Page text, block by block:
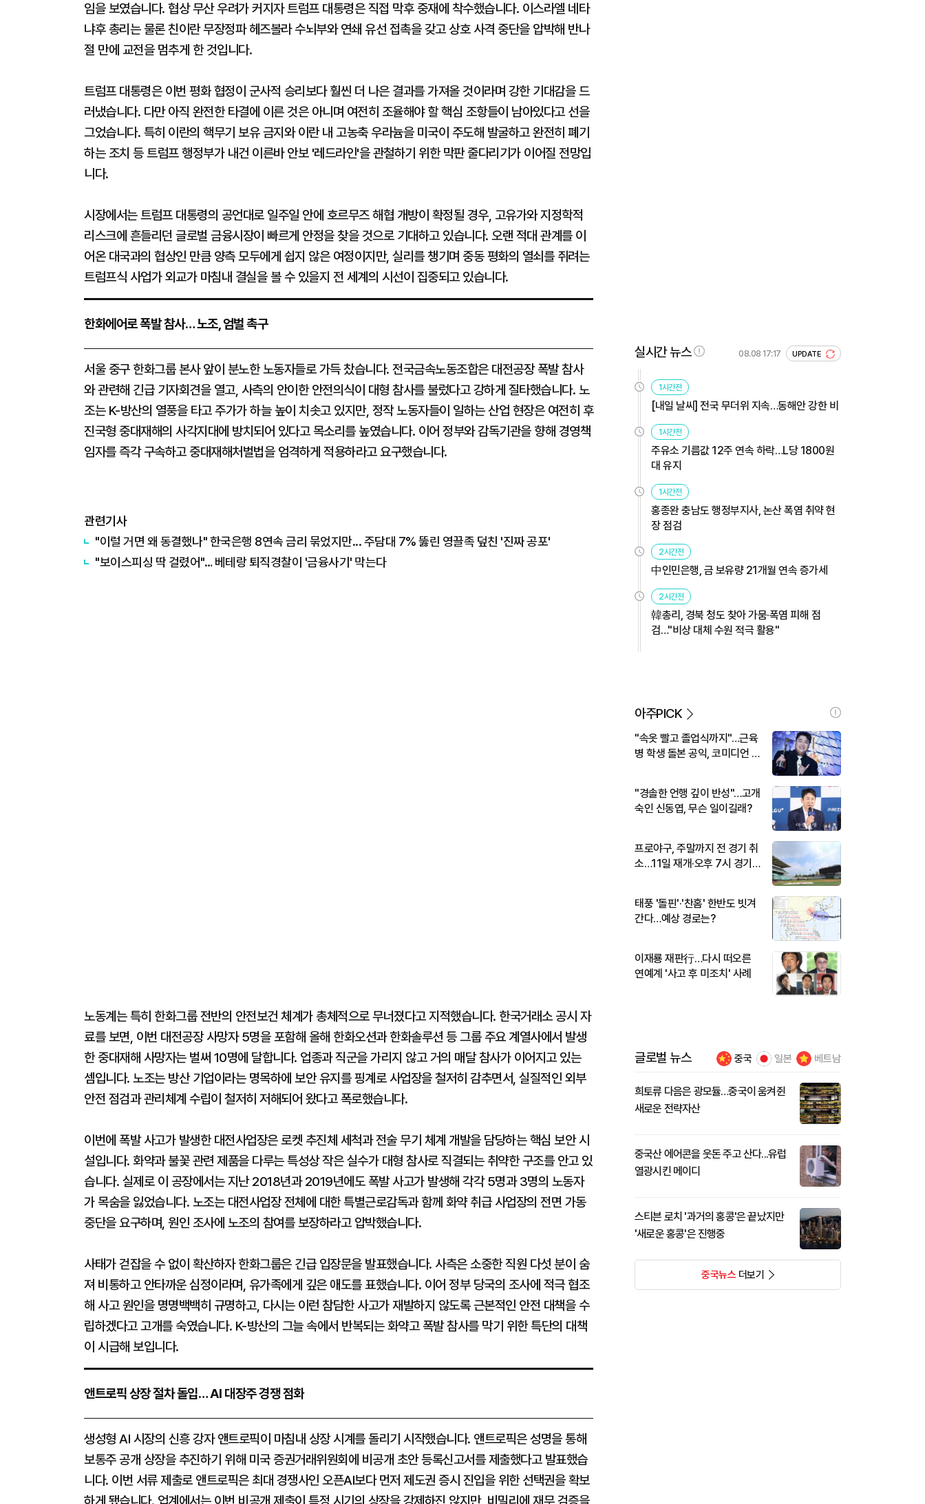
임을 보였습니다. 협상 무산 우려가 커지자 트럼프 대통령은 직접 막후 중재에 착수했습니다. 이스라엘 네타
냐후 총리는 물론 친이란 무장정파 헤즈볼라 수뇌부와 연쇄 유선 접촉을 갖고 상호 사격 중단을 압박해 반나
절 만에 교전을 멈추게 한 것입니다.
트럼프 대통령은 이번 평화 협정이 군사적 승리보다 훨씬 더 나은 결과를 가져올 것이라며 강한 기대감을 드
러냈습니다. 다만 아직 완전한 타결에 이른 것은 아니며 여전히 조율해야 할 핵심 조항들이 남아있다고 선을
그었습니다. 특히 이란의 핵무기 보유 금지와 이란 내 고농축 우라늄을 미국이 주도해 발굴하고 완전히 폐기
하는 조치 등 트럼프 행정부가 내건 이른바 안보 '레드라인'을 관철하기 위한 막판 줄다리기가 이어질 전망입
니다.
시장에서는 트럼프 대통령의 공언대로 일주일 안에 호르무즈 해협 개방이 확정될 경우, 고유가와 지정학적
리스크에 흔들리던 글로벌 금융시장이 빠르게 안정을 찾을 것으로 기대하고 있습니다. 오랜 적대 관계를 이
어온 대국과의 협상인 만큼 양측 모두에게 쉽지 않은 여정이지만, 실리를 챙기며 중동 평화의 열쇠를 쥐려는
트럼프식 사업가 외교가 마침내 결실을 볼 수 있을지 전 세계의 시선이 집중되고 있습니다.
한화에어로 폭발 참사… 노조, 엄벌 촉구
서울 중구 한화그룹 본사 앞이 분노한 노동자들로 가득 찼습니다. 전국금속노동조합은 대전공장 폭발 참사
와 관련해 긴급 기자회견을 열고, 사측의 안이한 안전의식이 대형 참사를 불렀다고 강하게 질타했습니다. 노
조는 K-방산의 열풍을 타고 주가가 하늘 높이 치솟고 있지만, 정작 노동자들이 일하는 산업 현장은 여전히 후
진국형 중대재해의 사각지대에 방치되어 있다고 목소리를 높였습니다. 이어 정부와 감독기관을 향해 경영책
임자를 즉각 구속하고 중대재해처벌법을 엄격하게 적용하라고 요구했습니다.
관련기사
"이럴 거면 왜 동결했나" 한국은행 8연속 금리 묶었지만... 주담대 7% 뚫린 영끌족 덮친 '진짜 공포'
"보이스피싱 딱 걸렸어"… 베테랑 퇴직경찰이 '금융사기' 막는다
노동계는 특히 한화그룹 전반의 안전보건 체계가 총체적으로 무너졌다고 지적했습니다. 한국거래소 공시 자
료를 보면, 이번 대전공장 사망자 5명을 포함해 올해 한화오션과 한화솔루션 등 그룹 주요 계열사에서 발생
한 중대재해 사망자는 벌써 10명에 달합니다. 업종과 직군을 가리지 않고 거의 매달 참사가 이어지고 있는
셈입니다. 노조는 방산 기업이라는 명목하에 보안 유지를 핑계로 사업장을 철저히 감추면서, 실질적인 외부
안전 점검과 관리체계 수립이 철저히 저해되어 왔다고 폭로했습니다.
이번에 폭발 사고가 발생한 대전사업장은 로켓 추진체 세척과 전술 무기 체계 개발을 담당하는 핵심 보안 시
설입니다. 화약과 불꽃 관련 제품을 다루는 특성상 작은 실수가 대형 참사로 직결되는 취약한 구조를 안고 있
습니다. 실제로 이 공장에서는 지난 2018년과 2019년에도 폭발 사고가 발생해 각각 5명과 3명의 노동자
가 목숨을 잃었습니다. 노조는 대전사업장 전체에 대한 특별근로감독과 함께 화약 취급 사업장의 전면 가동
중단을 요구하며, 원인 조사에 노조의 참여를 보장하라고 압박했습니다.
사태가 걷잡을 수 없이 확산하자 한화그룹은 긴급 입장문을 발표했습니다. 사측은 소중한 직원 다섯 분이 숨
져 비통하고 안타까운 심정이라며, 유가족에게 깊은 애도를 표했습니다. 이어 정부 당국의 조사에 적극 협조
해 사고 원인을 명명백백히 규명하고, 다시는 이런 참담한 사고가 재발하지 않도록 근본적인 안전 대책을 수
립하겠다고 고개를 숙였습니다. K-방산의 그늘 속에서 반복되는 화약고 폭발 참사를 막기 위한 특단의 대책
이 시급해 보입니다.
앤트로픽 상장 절차 돌입… AI 대장주 경쟁 점화
생성형 AI 시장의 신흥 강자 앤트로픽이 마침내 상장 시계를 돌리기 시작했습니다. 앤트로픽은 성명을 통해
보통주 공개 상장을 추진하기 위해 미국 증권거래위원회에 비공개 초안 등록신고서를 제출했다고 발표했습
니다. 이번 서류 제출로 앤트로픽은 최대 경쟁사인 오픈AI보다 먼저 제도권 증시 진입을 위한 선택권을 확보
실시간 뉴스 08.08 17:17 UPDATE
1시간전
[내일 날씨] 전국 무더위 지속…동해안 강한 비
1시간전
주유소 기름값 12주 연속 하락…L당 1800원
대 유지
1시간전
홍종완 충남도 행정부지사, 논산 폭염 취약 현
장 점검
2시간전
中인민은행, 금 보유량 21개월 연속 증가세
2시간전
韓총리, 경북 청도 찾아 가뭄·폭염 피해 점
검…"비상 대체 수원 적극 활용"
아주PICK
"속옷 빨고 졸업식까지"…근육
병 학생 돌본 공익, 코미디언 김
"경솔한 언행 깊이 반성"…고개
숙인 신동엽, 무슨 일이길래?
프로야구, 주말까지 전 경기 취
소…11일 재개·오후 7시 경기
태풍 '돌핀'·'찬홈' 한반도 빗겨
간다…예상 경로는?
이재룡 재판行…다시 떠오른
연예계 '사고 후 미조치' 사례
글로벌 뉴스 중국 일본 베트남
희토류 다음은 광모듈…중국이 움켜쥔
새로운 전략자산
중국산 에어콘을 웃돈 주고 산다...유럽
열광시킨 메이디
스티븐 로치 '과거의 홍콩'은 끝났지만
'새로운 홍콩'은 진행중
중국뉴스더보기